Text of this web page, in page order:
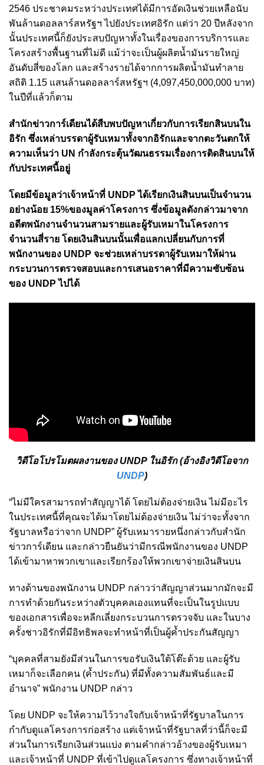
2546 ประชาคมระหว่างประเทศได้มีการอัดเงินช่วยเหลือนับ
พันล้านดอลลาร์สหรัฐฯ ไปยังประเทศอิรัก แต่ว่า 20 ปีหลังจาก
นั้นประเทศนี้ก็ยังประสบปัญหาทั้งในเรื่องของการบริการและ
โครงสร้างพื้นฐานที่ไม่ดี แม้ว่าจะเป็นผู้ผลิตน้ำมันรายใหญ่
อันดับสี่ของโลก และสร้างรายได้จากการผลิตน้ำมันทําลาย
สถิติ 1.15 แสนล้านดอลลาร์สหรัฐฯ (4,097,450,000,000 บาท)
ในปีที่แล้วก็ตาม
สำนักข่าวการ์เดียนได้สืบพบปัญหาเกี่ยวกับการเรียกสินบนใน
อิรัก ซึ่งเหล่าบรรดาผู้รับเหมาทั้งจากอิรักและจากตะวันตกให้
ความเห็นว่า UN กำลังกระตุ้นวัฒนธรรมเรื่องการติดสินบนให้
กับประเทศนี้อยู่
โดยมีข้อมูลว่าเจ้าหน้าที่ UNDP ได้เรียกเงินสินบนเป็นจำนวน
อย่างน้อย 15%ของมูลค่าโครงการ ซึ่งข้อมูลดังกล่าวมาจาก
อดีตพนักงานจำนวนสามรายและผู้รับเหมาในโครงการ
จำนวนสี่ราย โดยเงินสินบนนั้นเพื่อแลกเปลี่ยนกับการที่
พนักงานของ UNDP จะช่วยเหล่าบรรดาผู้รับเหมาให้ผ่าน
กระบวนการตรวจสอบและการเสนอราคาที่มีความซับซ้อน
ของ UNDP ไปได้
วิดีโอโปรโมตผลงานของ UNDP ในอิรัก (อ้างอิงวิดีโอจาก
UNDP)
“ไม่มีใครสามารถทำสัญญาได้ โดยไม่ต้องจ่ายเงิน ไม่มีอะไร
ในประเทศนี้ที่คุณจะได้มาโดยไม่ต้องจ่ายเงิน ไม่ว่าจะทั้งจาก
รัฐบาลหรือว่าจาก UNDP” ผู้รับเหมารายหนึ่งกล่าวกับสำนัก
ข่าวการ์เดียน และกล่าวยืนยันว่ามีกรณีพนักงานของ UNDP
ได้เข้ามาหาพวกเขาและเรียกร้องให้พวกเขาจ่ายเงินสินบน
ทางด้านของพนักงาน UNDP กล่าวว่าสัญญาส่วนมากมักจะมี
การทำด้วยกันระหว่างตัวบุคคลเองแทนที่จะเป็นในรูปแบบ
ของเอกสารเพื่อจะหลีกเลี่ยงกระบวนการตรวจจับ และในบาง
ครั้งชาวอิรักที่มีอิทธิพลจะทำหน้าที่เป็นผู้ค้ำประกันสัญญา
“บุคคลที่สามยังมีส่วนในการขอรับเงินใต้โต๊ะด้วย และผู้รับ
เหมาก็จะเลือกคน (ค้ำประกัน) ที่มีทั้งความสัมพันธ์และมี
อำนาจ” พนักงาน UNDP กล่าว
โดย UNDP จะให้ความไว้วางใจกับเจ้าหน้าที่รัฐบาลในการ
กำกับดูแลโครงการก่อสร้าง แต่เจ้าหน้าที่รัฐบาลที่ว่านี้ก็จะมี
ส่วนในการเรียกเงินส่วนแบ่ง ตามคำกล่าวอ้างของผู้รับเหมา
และเจ้าหน้าที่ UNDP ที่เข้าไปดูแลโครงการ ซึ่งทางเจ้าหน้าที่